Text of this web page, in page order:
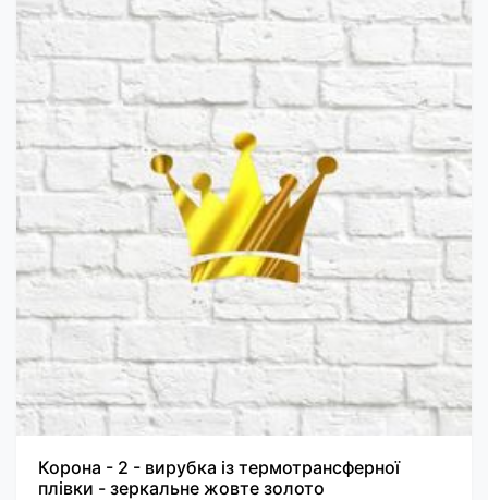
Корона - 2 - вирубка із термотрансферної
плівки - зеркальне жовте золото